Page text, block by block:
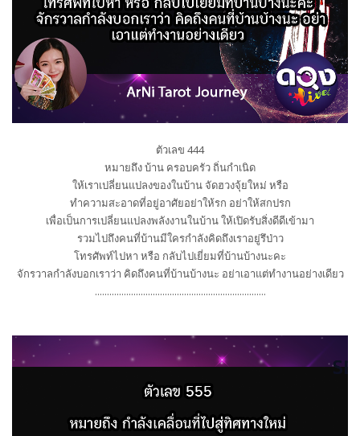
ตัวเลข 444
หมายถึง บ้าน ครอบครัว ถิ่นกำเนิด
ให้เราเปลี่ยนแปลงของในบ้าน จัดฮวงจุ้ยใหม่ หรือ
ทำความสะอาดที่อยู่อาศัยอย่าให้รก อย่าให้สกปรก
เพื่อเป็นการเปลี่ยนแปลงพลังงานในบ้าน ให้เปิดรับสิ่งดีดีเข้ามา
รวมไปถึงคนที่บ้านมีใครกำลังคิดถึงเราอยู่รึป่าว
โทรศัพท์ไปหา หรือ กลับไปเยี่ยมที่บ้านบ้างนะคะ
จักรวาลกำลังบอกเราว่า คิดถึงคนที่บ้านบ้างนะ อย่าเอาแต่ทำงานอย่างเดียว
.......................................................................